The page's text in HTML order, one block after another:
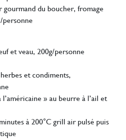
du boucher, fromage
personne
et veau, 200g/personne
et condiments,
» au beurre à l’ail et
à 200°C grill air pulsé puis